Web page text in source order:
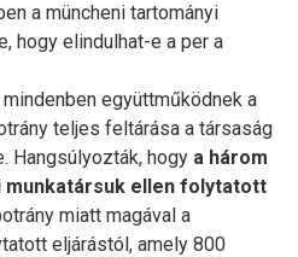
a müncheni tartományi
hogy elindulhat-e a per a
együttműködnek a
teljes feltárása a társaság
Hangsúlyozták, hogy a három
ellen folytatott
miatt magával a
eljárástól, amely 800